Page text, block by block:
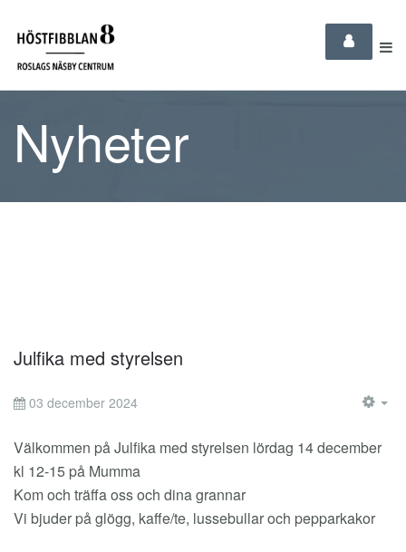
Nyheter
Julfika med styrelsen
03 december 2024
Välkommen på Julfika med styrelsen lördag 14 december
kl 12-15 på Mumma
Kom och träffa oss och dina grannar
Vi bjuder på glögg, kaffe/te, lussebullar och pepparkakor